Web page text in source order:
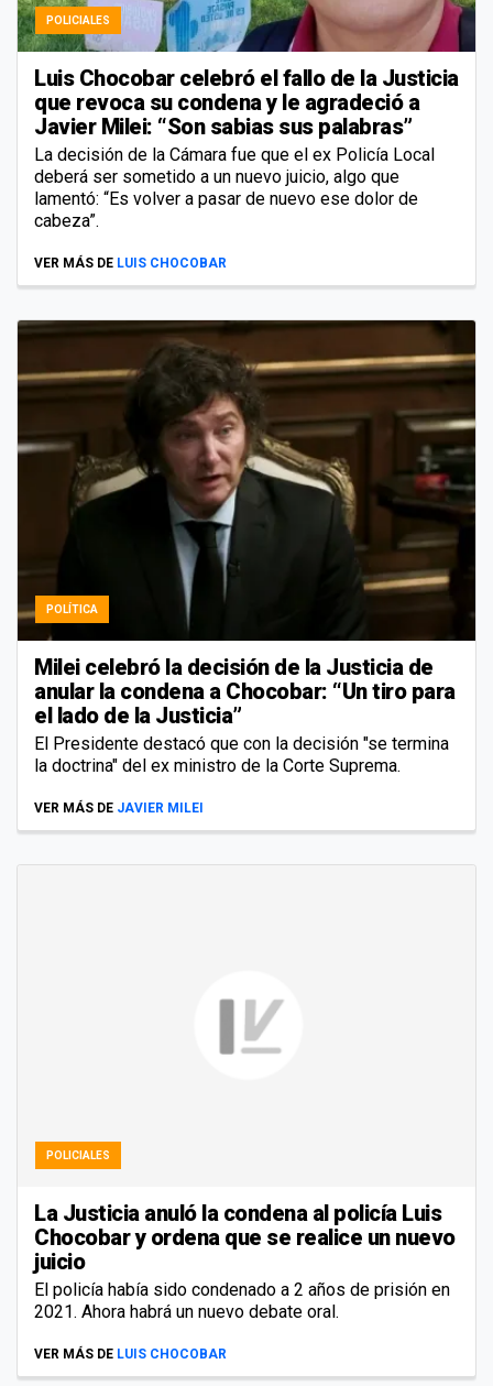
POLICIALES
Luis Chocobar celebró el fallo de la Justicia
que revoca su condena y le agradeció a
Javier Milei: “Son sabias sus palabras”
La decisión de la Cámara fue que el ex Policía Local
deberá ser sometido a un nuevo juicio, algo que
lamentó: “Es volver a pasar de nuevo ese dolor de
cabeza”.
VER MÁS DE LUIS CHOCOBAR
POLÍTICA
Milei celebró la decisión de la Justicia de
anular la condena a Chocobar: “Un tiro para
el lado de la Justicia”
El Presidente destacó que con la decisión "se termina
la doctrina" del ex ministro de la Corte Suprema.
VER MÁS DE JAVIER MILEI
POLICIALES
La Justicia anuló la condena al policía Luis
Chocobar y ordena que se realice un nuevo
juicio
El policía había sido condenado a 2 años de prisión en
2021. Ahora habrá un nuevo debate oral.
VER MÁS DE LUIS CHOCOBAR